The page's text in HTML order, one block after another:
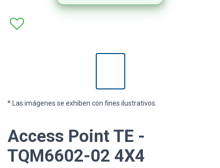
* Las imágenes se exhiben con fines ilustrativos.
Access Point TE -
TQM6602-02 4X4